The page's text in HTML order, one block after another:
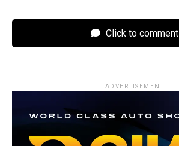
Click to comment
ADVERTISEMENT